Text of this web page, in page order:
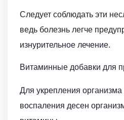
Следует соблюдать эти
ведь болезнь легче
изнурительное лечение.
Витаминные добавки для
Для укрепления
воспаления десен